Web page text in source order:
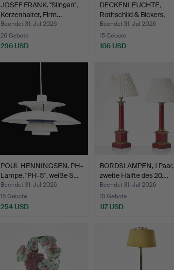
JOSEF FRANK. "Slingan",
Kerzenhalter, Firm…
Beendet 31. Jul 2026
26 Gebote
296 USD
DECKENLEUCHTE,
Rothschild & Bickers,
"Flor…
Beendet 31. Jul 2026
15 Gebote
106 USD
POUL HENNINGSEN. PH-
Lampe, "PH-5", weiße S…
Beendet 31. Jul 2026
15 Gebote
254 USD
BORDSLAMPEN, 1 Paar,
zweite Hälfte des 20.…
Beendet 31. Jul 2026
10 Gebote
117 USD